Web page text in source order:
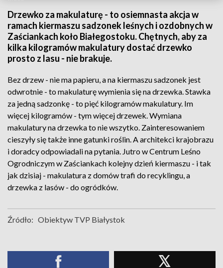
Drzewko za makulaturę - to osiemnasta akcja w
ramach kiermaszu sadzonek leśnych i ozdobnych w
Zaściankach koło Białegostoku. Chętnych, aby za
kilka kilogramów makulatury dostać drzewko
prosto z lasu - nie brakuje.
Bez drzew - nie ma papieru, a na kiermaszu sadzonek jest
odwrotnie - to makulaturę wymienia się na drzewka. Stawka
za jedną sadzonkę - to pięć kilogramów makulatury. Im
więcej kilogramów - tym więcej drzewek. Wymiana
makulatury na drzewka to nie wszytko. Zainteresowaniem
cieszyły się także inne gatunki roślin. A architekci krajobrazu
i doradcy odpowiadali na pytania. Jutro w Centrum Leśno
Ogrodniczym w Zaściankach kolejny dzień kiermaszu - i tak
jak dzisiaj - makulatura z domów trafi do recyklingu, a
drzewka z lasów - do ogródków.
Źródło: Obiektyw TVP Białystok